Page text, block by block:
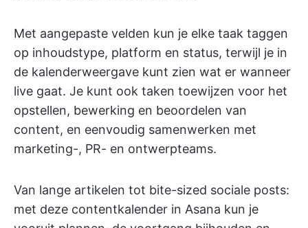
Met aangepaste velden kun je elke taak taggen
op inhoudstype, platform en status, terwijl je in
de kalenderweergave kunt zien wat er wanneer
live gaat. Je kunt ook taken toewijzen voor het
opstellen, bewerking en beoordelen van
content, en eenvoudig samenwerken met
marketing-, PR- en ontwerpteams.
Van lange artikelen tot bite-sized sociale posts:
met deze contentkalender in Asana kun je